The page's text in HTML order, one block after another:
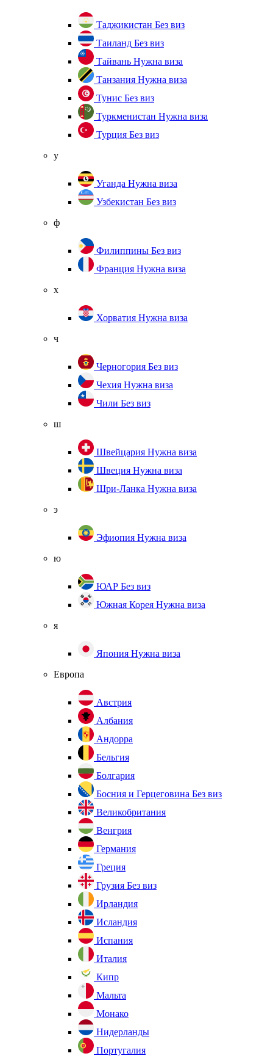
Таджикистан Без виз
Таиланд Без виз
Тайвань Нужна виза
Танзания Нужна виза
Тунис Без виз
Туркменистан Нужна виза
Турция Без виз
у
Уганда Нужна виза
Узбекистан Без виз
ф
Филиппины Без виз
Франция Нужна виза
х
Хорватия Нужна виза
ч
Черногория Без виз
Чехия Нужна виза
Чили Без виз
ш
Швейцария Нужна виза
Швеция Нужна виза
Шри-Ланка Нужна виза
э
Эфиопия Нужна виза
ю
ЮАР Без виз
Южная Корея Нужна виза
я
Япония Нужна виза
Европа
Австрия
Албания
Андорра
Бельгия
Болгария
Босния и Герцеговина Без виз
Великобритания
Венгрия
Германия
Греция
Грузия Без виз
Ирландия
Исландия
Испания
Италия
Кипр
Мальта
Монако
Нидерланды
Португалия